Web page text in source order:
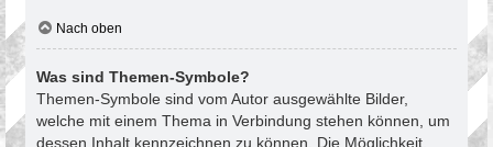
Nach oben
Was sind Themen-Symbole?
Themen-Symbole sind vom Autor ausgewählte Bilder,
welche mit einem Thema in Verbindung stehen können, um
dessen Inhalt kennzeichnen zu können. Die Möglichkeit,